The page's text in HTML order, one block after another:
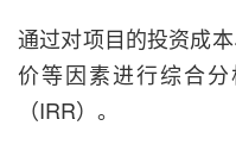
通过对项目的投资成
价等因素进行综合
（IRR）。